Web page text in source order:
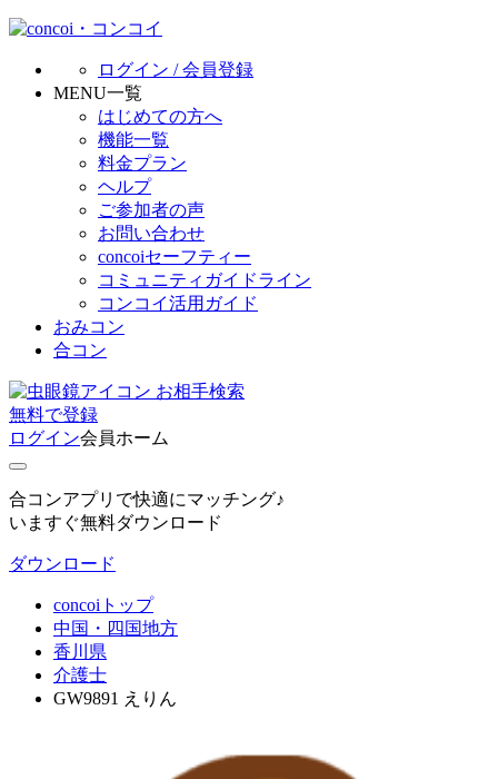
ログイン / 会員登録
MENU一覧
はじめての方へ
機能一覧
料金プラン
ヘルプ
ご参加者の声
お問い合わせ
concoiセーフティー
コミュニティガイドライン
コンコイ活用ガイド
おみコン
合コン
お相手検索
無料で登録
ログイン会員ホーム
合コンアプリで快適にマッチング♪
いますぐ無料ダウンロード
ダウンロード
concoiトップ
中国・四国地方
香川県
介護士
GW9891 えりん